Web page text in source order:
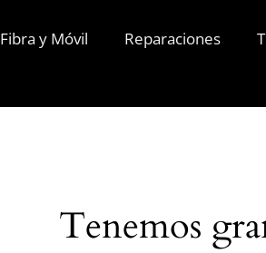
Fibra y Móvil Reparaciones
Tenemos